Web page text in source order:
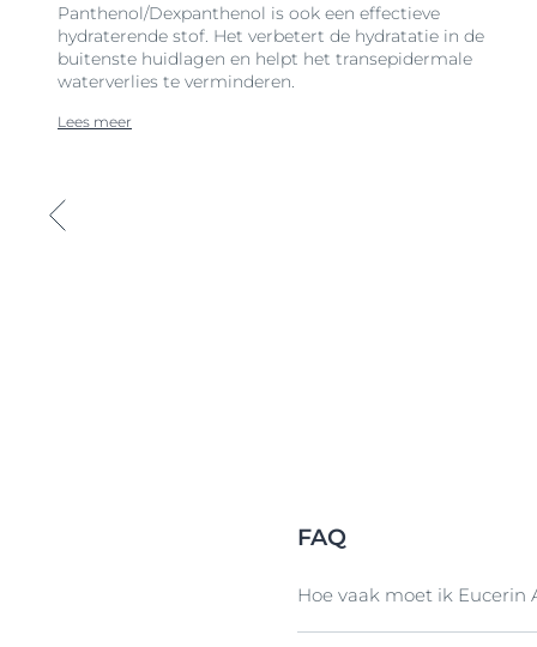
Panthenol/Dexpanthenol is ook een effectieve
hydraterende stof. Het verbetert de hydratatie in de
buitenste huidlagen en helpt het transepidermale
waterverlies te verminderen.
Lees meer
FAQ
Hoe vaak moet ik Eucerin